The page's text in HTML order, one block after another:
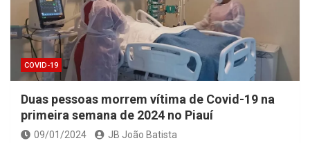
COVID-19
Duas pessoas morrem vítima de Covid-19 na
primeira semana de 2024 no Piauí
09/01/2024 JB João Batista